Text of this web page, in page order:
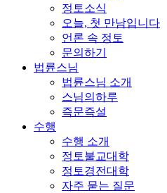
정토소식
오늘, 첫 만남입니다
언론 속 정토
문의하기
법륜스님
법륜스님 소개
스님의하루
즉문즉설
수행
수행 소개
정토불교대학
정토경전대학
자주 묻는 질문